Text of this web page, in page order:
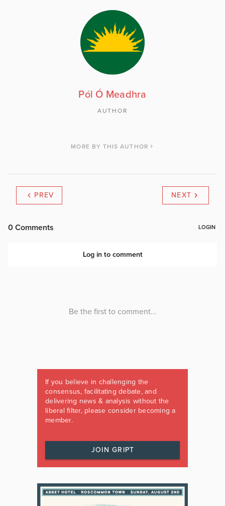
Pól Ó Meadhra
AUTHOR
MORE BY THIS AUTHOR
PREV NEXT
If you believe in challenging the
consensus, facilitating debate, and
delivering news & analysis without the
liberal filter, please consider becoming a
member.
JOIN GRIPT